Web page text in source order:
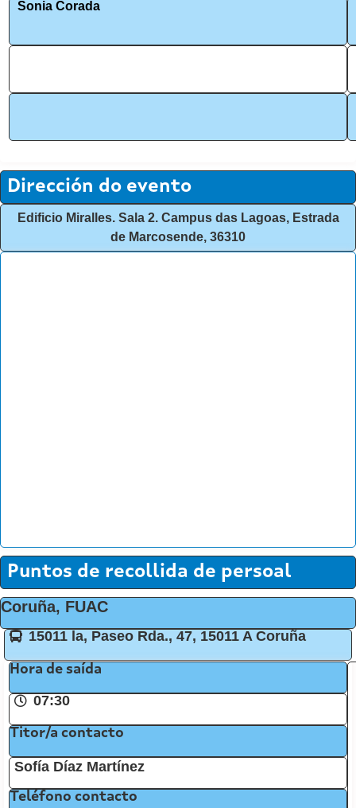
Sonia Corada
Dirección do evento
Edificio Miralles. Sala 2. Campus das Lagoas, Estrada
de Marcosende, 36310
Puntos de recollida de persoal
Coruña, FUAC
15011 la, Paseo Rda., 47, 15011 A Coruña
Hora de saída
07:30
Titor/a contacto
Sofía Díaz Martínez
Teléfono contacto